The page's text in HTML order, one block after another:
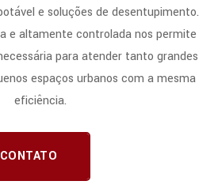
e soluções de desentupimento.
e altamente controlada nos permite
para atender tanto grandes
espaços urbanos com a mesma
eficiência.
CONTATO